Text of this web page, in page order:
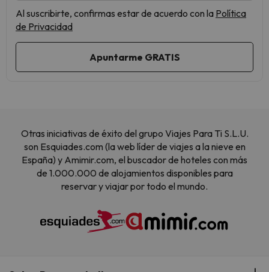
Al suscribirte, confirmas estar de acuerdo con la Política
de Privacidad
Otras iniciativas de éxito del grupo Viajes Para Ti S.L.U.
son Esquiades.com (la web líder de viajes a la nieve en
España) y Amimir.com, el buscador de hoteles con más
de 1.000.000 de alojamientos disponibles para
reservar y viajar por todo el mundo.